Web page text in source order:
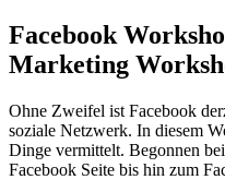
Facebook
Marketing
Ohne Zweifel ist Facebook
soziale Netzwerk. In diesem
Dinge vermittelt. Begonnen
Facebook Seite bis hin zum